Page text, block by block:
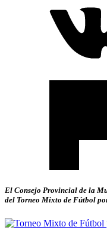
El Consejo Provincial de la
del Torneo Mixto de Fútbol